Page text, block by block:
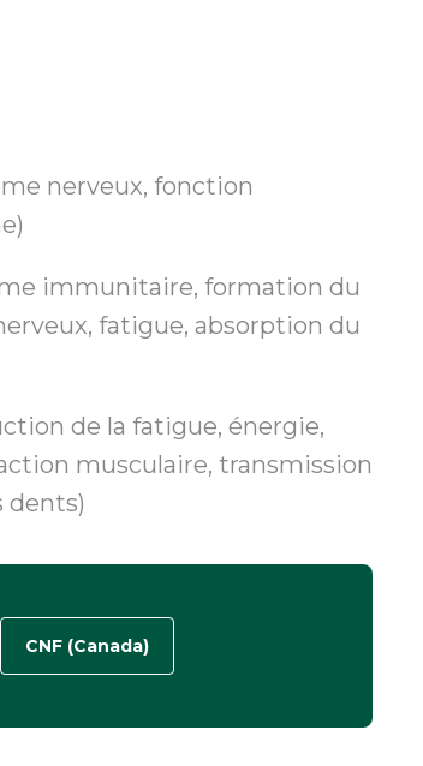
nerveux, fonction
immunitaire, formation du
fatigue, absorption du
de la fatigue, énergie,
musculaire, transmission
dents)
CNF (Canada)